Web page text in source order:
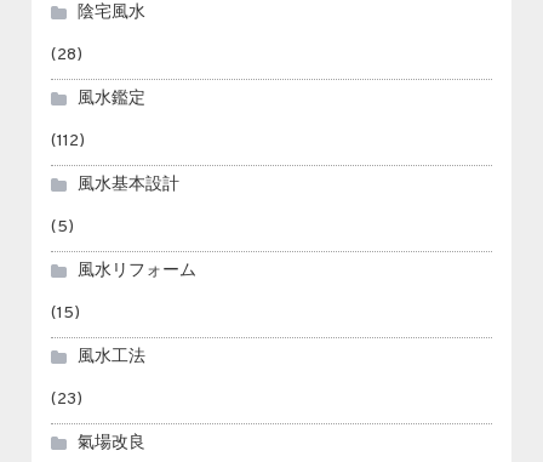
陰宅風水
(28)
風水鑑定
(112)
風水基本設計
(5)
風水リフォーム
(15)
風水工法
(23)
氣場改良